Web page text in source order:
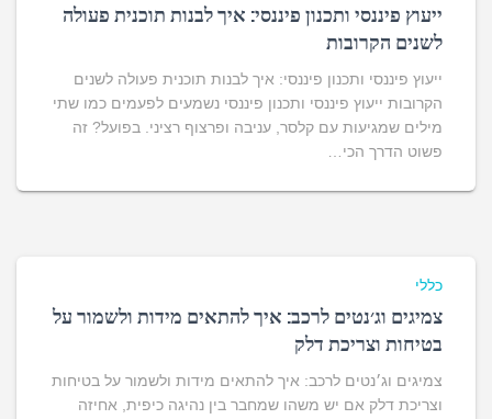
ייעוץ פיננסי ותכנון פיננסי: איך לבנות תוכנית פעולה
לשנים הקרובות
ייעוץ פיננסי ותכנון פיננסי: איך לבנות תוכנית פעולה לשנים
הקרובות ייעוץ פיננסי ותכנון פיננסי נשמעים לפעמים כמו שתי
מילים שמגיעות עם קלסר, עניבה ופרצוף רציני. בפועל? זה
פשוט הדרך הכי…
כללי
צמיגים וג׳נטים לרכב: איך להתאים מידות ולשמור על
בטיחות וצריכת דלק
צמיגים וג׳נטים לרכב: איך להתאים מידות ולשמור על בטיחות
וצריכת דלק אם יש משהו שמחבר בין נהיגה כיפית, אחיזה